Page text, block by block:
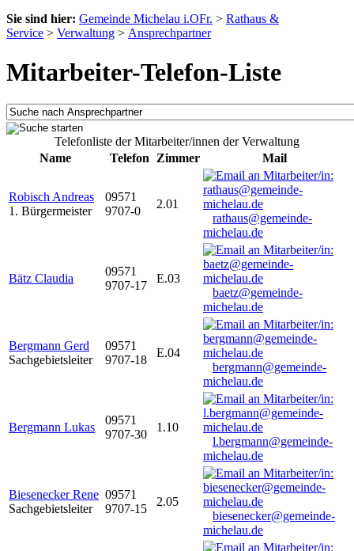
Sie sind hier: Gemeinde Michelau i.OFr. > Rathaus &
Service > Verwaltung > Ansprechpartner
Mitarbeiter-Telefon-Liste
Telefonliste der Mitarbeiter/innen der Verwaltung
Name
Telefon Zimmer Mail
Robisch Andreas
1. Bürgermeister
09571
9707-0
2.01
rathaus@gemeinde-
michelau.de
Bätz Claudia
09571
9707-17
E.03
baetz@gemeinde-
michelau.de
Bergmann Gerd
Sachgebietsleiter
09571
9707-18
E.04
bergmann@gemeinde-
michelau.de
Bergmann Lukas
09571
9707-30
1.10
l.bergmann@gemeinde-
michelau.de
Biesenecker Rene
Sachgebietsleiter
09571
9707-15
2.05
biesenecker@gemeinde-
michelau.de